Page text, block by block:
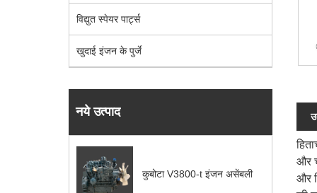
विद्युत स्पेयर पार्ट्स
खुदाई इंजन के पुर्जे
नये उत्पाद
कुबोटा V3800-t इंजन असेंबली
और
और